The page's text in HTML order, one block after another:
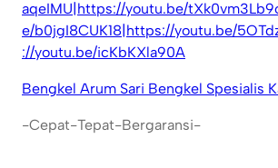
aqeIMU|https://youtu.be/
e/b0jgI8CUK18|https://youtu.be/
://youtu.be/icKbKXla90A
Bengkel Arum Sari Bengkel Spesialis
-Cepat-Tepat-Bergaransi-